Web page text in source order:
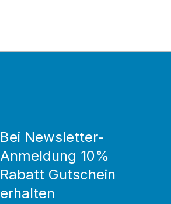
Bei Newsletter-
Anmeldung 10%
Rabatt Gutschein
erhalten